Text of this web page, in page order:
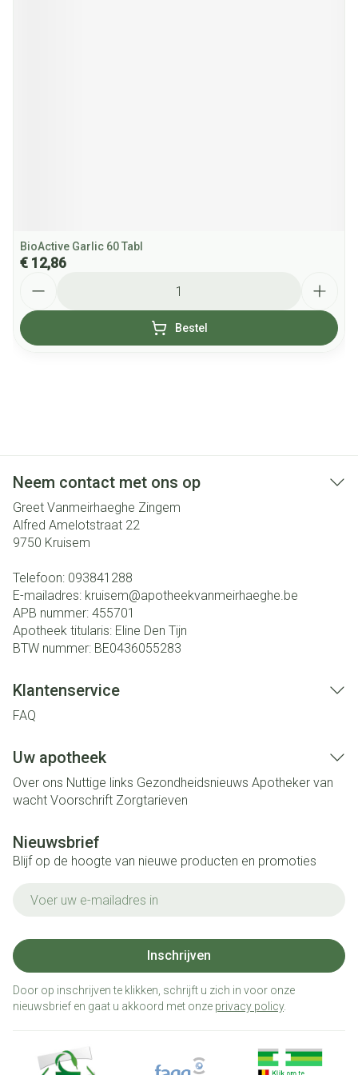
BioActive Garlic 60 Tabl
€ 12,86
Bestel
Neem contact met ons op
Greet Vanmeirhaeghe Zingem
Alfred Amelotstraat 22
9750 Kruisem
Telefoon: 093841288
E-mailadres: kruisem@apotheekvanmeirhaeghe.be
APB nummer: 455701
Apotheek titularis: Eline Den Tijn
BTW nummer: BE0436055283
Klantenservice
FAQ
Uw apotheek
Over ons Nuttige links Gezondheidsnieuws Apotheker van
wacht Voorschrift Zorgtarieven
Nieuwsbrief
Blijf op de hoogte van nieuwe producten en promoties
Inschrijven
Door op inschrijven te klikken, schrijft u zich in voor onze
nieuwsbrief en gaat u akkoord met onze privacy policy.